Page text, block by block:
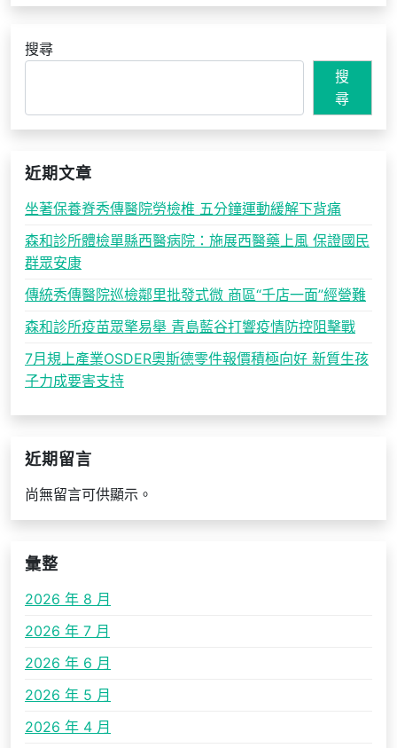
搜尋
搜
尋
近期文章
坐著保養脊秀傳醫院勞檢椎 五分鐘運動緩解下背痛
森和診所體檢單縣西醫病院：施展西醫藥上風 保證國民
群眾安康
傳統秀傳醫院巡檢鄰里批發式微 商區“千店一面”經營難
森和診所疫苗眾擎易舉 青島藍谷打響疫情防控阻擊戰
7月規上產業OSDER奧斯德零件報價積極向好 新質生孩
子力成要害支持
近期留言
尚無留言可供顯示。
彙整
2026 年 8 月
2026 年 7 月
2026 年 6 月
2026 年 5 月
2026 年 4 月